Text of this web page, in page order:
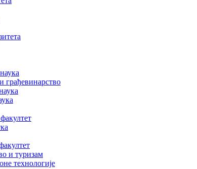
грађевинарство
и туризам
технологије